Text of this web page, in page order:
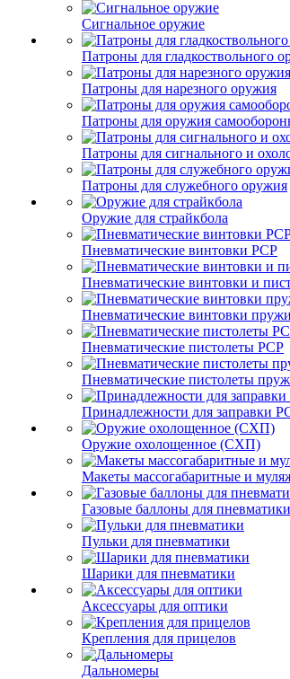
Сигнальное оружие
Патроны для гладкоствольного
Патроны для нарезного оружия
Патроны для оружия
Патроны для сигнального и
Патроны для служебного оружия
Оружие для страйкбола
Пневматические винтовки PCP
Пневматические винтовки и
Пневматические винтовки
Пневматические пистолеты PCP
Пневматические пистолеты
Принадлежности для заправки
Оружие охолощенное (СХП)
Макеты массогабаритные и
Газовые баллоны для пневматики
Пульки для пневматики
Шарики для пневматики
Аксессуары для оптики
Крепления для прицелов
Дальномеры